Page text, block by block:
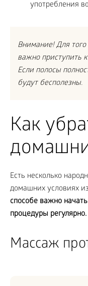
употребления
Внимание! Для
важно приступить
Если полосы
будут бесполезны.
Как
Есть несколько
домашних условиях
способе важно
процедуры регулярно.
Массаж